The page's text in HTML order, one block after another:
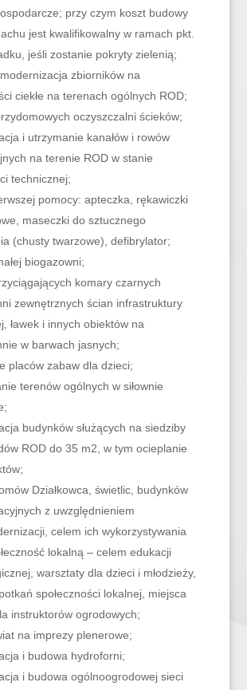
przy czym koszt budowy
jest kwalifikowalny w ramach pkt.
jeśli zostanie pokryty zielenią;
zbiorników na
ciekłe na terenach ogólnych ROD;
oczyszczalni ścieków;
i utrzymanie kanałów i rowów
na terenie ROD w stanie
technicznej;
pomocy: apteczka, rękawiczki
maseczki do sztucznego
(chusty twarzowe), defibrylator;
biogazowni;
komary czarnych
zewnętrznych ścian infrastruktury
ławek i innych obiektów na
w barwach jasnych;
placów zabaw dla dzieci;
terenów ogólnych w siłownie
budynków służących na siedziby
ROD do 35 m2, w tym ocieplanie
Działkowca, świetlic, budynków
z uwzględnieniem
celem ich wykorzystywania
lokalną – celem edukacji
warsztaty dla dzieci i młodzieży,
społeczności lokalnej, miejsca
instruktorów ogrodowych;
na imprezy plenerowe;
i budowa hydroforni;
i budowa ogólnoogrodowej sieci